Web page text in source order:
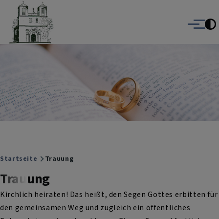
Direkt zum Inhalt
Christuskirche Gauting
Evangelisch-Lutherische Kirche Gauting
Menü
Breadcrumb
Startseite Trauung
Trauung
Kirchlich heiraten! Das heißt, den Segen Gottes erbitten für
den gemeinsamen Weg und zugleich ein öffentliches